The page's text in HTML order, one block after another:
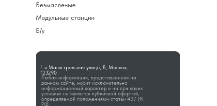
Любая информация, представленная на
данном сайте, носит исключительно
информационный характер и ни при каких
условиях не является публичной офертой,
определяемой положениями статьи 437 ГК
РФ.
1-я Магистральная улица, 8, Москва,
123290
Безмасленые
Модульные станции
Б/у